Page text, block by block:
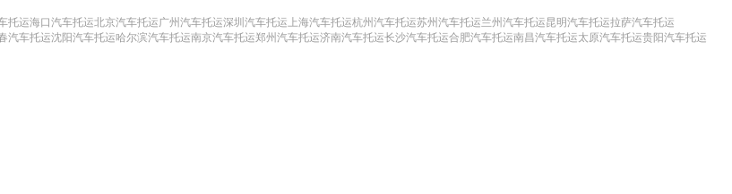
托运海口汽车托运北京汽车托运广州汽车托运深圳汽车托运 上海汽车托运杭州汽车托运苏州汽车托运兰州汽车托运昆明汽车托运拉萨汽车托运
汽车托运沈阳汽车托运哈尔滨汽车托运南京汽车托运郑州汽车托运济南汽车托运长沙汽车托运合肥汽车托运南昌汽车托运太原汽车托运贵阳汽车托运